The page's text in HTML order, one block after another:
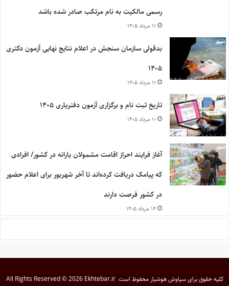
رسمی مالکیت به نام مرتکب صادر شده باشد
۱۱ مرداد ۱۴۰۵
بدقولی سازمان سنجش در اعلام نتایج نهایی آزمون دکتری
۱۴۰۵
۱۱ مرداد ۱۴۰۵
تاریخ ثبت نام و برگزاری آزمون دفتریاری ۱۴۰۵
۱۰ مرداد ۱۴۰۵
آغاز فرایند احراز اقامت مشمولان یارانه در کشور/ افرادی
که پیامک دریافت کرده‌اند تا آخر شهریور برای اعلام حضور
در کشور فرصت دارند
۱۴ مرداد ۱۴۰۵
کلیه حقوق برایسیاوش هوشیار محفوظ است All Rights Reserved © 2026 Ekhtebar.ir